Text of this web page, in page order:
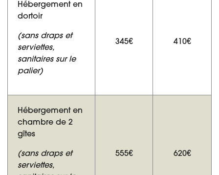
Hébergement en
dortoir
(sans draps et
serviettes,
sanitaires sur le
palier)
345€ 410€
Hébergement en
chambre de 2
gîtes
(sans draps et
serviettes,
555€ 620€